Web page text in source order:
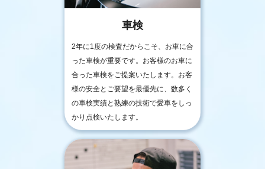
車検
2年に1度の検査だからこそ、お車に合
った車検が重要です。お客様のお車に
合った車検をご提案いたします。お客
様の安全とご要望を最優先に、数多く
の車検実績と熟練の技術で愛車をしっ
かり点検いたします。